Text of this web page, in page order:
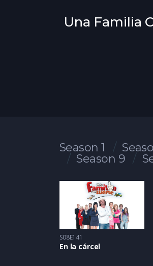
Una Familia
Season 1
Season 9
S08E141
En la cárcel